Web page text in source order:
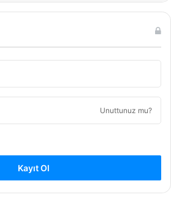
Unuttunuz mu?
Kayıt Ol